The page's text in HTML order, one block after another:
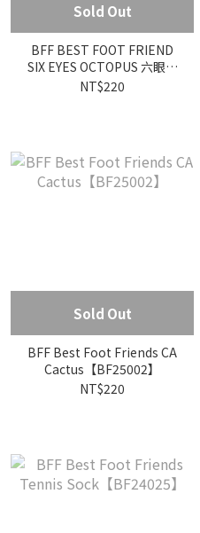
Sold Out
BFF BEST FOOT FRIEND
SIX EYES OCTOPUS 六眼章
魚怪 中筒襪 / 小腿襪
NT$220
Sold Out
BFF Best Foot Friends CA
Cactus【BF25002】
NT$220